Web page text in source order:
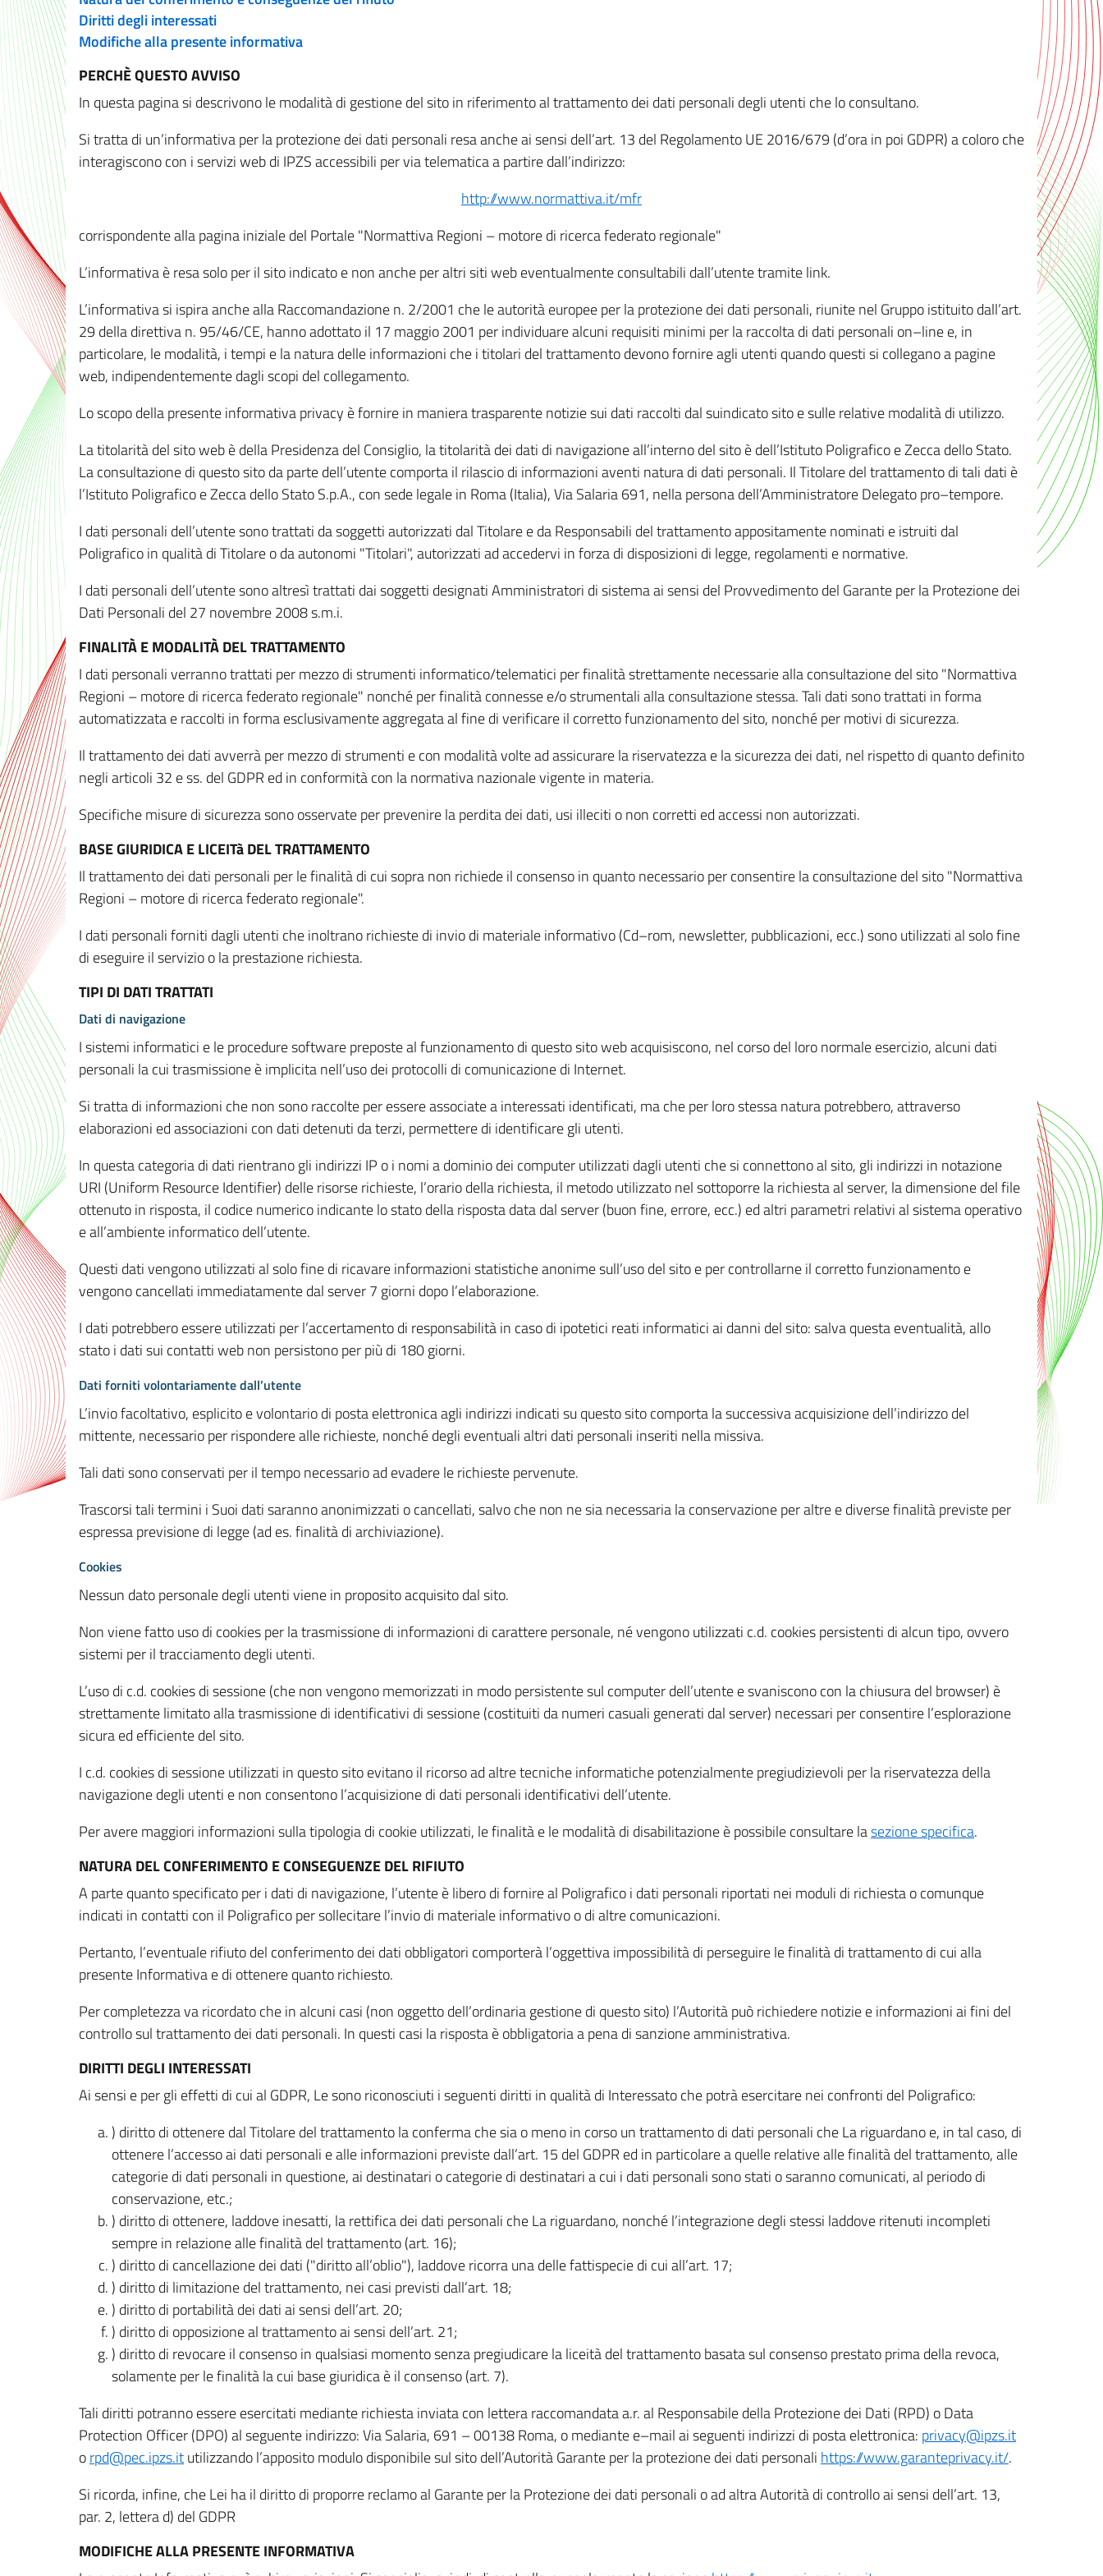
Diritti degli interessati
Modifiche alla presente informativa
PERCHÈ QUESTO AVVISO
In questa pagina si descrivono le modalità di gestione del sito in riferimento al trattamento dei dati personali degli utenti che lo consultano.
Si tratta di un’informativa per la protezione dei dati personali resa anche ai sensi dell’art. 13 del Regolamento UE 2016/679 (d’ora in poi GDPR) a coloro che
interagiscono con i servizi web di IPZS accessibili per via telematica a partire dall’indirizzo:
http://www.normattiva.it/mfr
corrispondente alla pagina iniziale del Portale "Normattiva Regioni – motore di ricerca federato regionale"
L’informativa è resa solo per il sito indicato e non anche per altri siti web eventualmente consultabili dall’utente tramite link.
L’informativa si ispira anche alla Raccomandazione n. 2/2001 che le autorità europee per la protezione dei dati personali, riunite nel Gruppo istituito dall’art.
29 della direttiva n. 95/46/CE, hanno adottato il 17 maggio 2001 per individuare alcuni requisiti minimi per la raccolta di dati personali on–line e, in
particolare, le modalità, i tempi e la natura delle informazioni che i titolari del trattamento devono fornire agli utenti quando questi si collegano a pagine
web, indipendentemente dagli scopi del collegamento.
Lo scopo della presente informativa privacy è fornire in maniera trasparente notizie sui dati raccolti dal suindicato sito e sulle relative modalità di utilizzo.
La titolarità del sito web è della Presidenza del Consiglio, la titolarità dei dati di navigazione all’interno del sito è dell’Istituto Poligrafico e Zecca dello Stato.
La consultazione di questo sito da parte dell’utente comporta il rilascio di informazioni aventi natura di dati personali. Il Titolare del trattamento di tali dati è
l’Istituto Poligrafico e Zecca dello Stato S.p.A., con sede legale in Roma (Italia), Via Salaria 691, nella persona dell’Amministratore Delegato pro–tempore.
I dati personali dell’utente sono trattati da soggetti autorizzati dal Titolare e da Responsabili del trattamento appositamente nominati e istruiti dal
Poligrafico in qualità di Titolare o da autonomi "Titolari", autorizzati ad accedervi in forza di disposizioni di legge, regolamenti e normative.
I dati personali dell’utente sono altresì trattati dai soggetti designati Amministratori di sistema ai sensi del Provvedimento del Garante per la Protezione dei
Dati Personali del 27 novembre 2008 s.m.i.
FINALITÀ E MODALITÀ DEL TRATTAMENTO
I dati personali verranno trattati per mezzo di strumenti informatico/telematici per finalità strettamente necessarie alla consultazione del sito "Normattiva
Regioni – motore di ricerca federato regionale" nonché per finalità connesse e/o strumentali alla consultazione stessa. Tali dati sono trattati in forma
automatizzata e raccolti in forma esclusivamente aggregata al fine di verificare il corretto funzionamento del sito, nonché per motivi di sicurezza.
Il trattamento dei dati avverrà per mezzo di strumenti e con modalità volte ad assicurare la riservatezza e la sicurezza dei dati, nel rispetto di quanto definito
negli articoli 32 e ss. del GDPR ed in conformità con la normativa nazionale vigente in materia.
Specifiche misure di sicurezza sono osservate per prevenire la perdita dei dati, usi illeciti o non corretti ed accessi non autorizzati.
BASE GIURIDICA E LICEITà DEL TRATTAMENTO
Il trattamento dei dati personali per le finalità di cui sopra non richiede il consenso in quanto necessario per consentire la consultazione del sito "Normattiva
Regioni – motore di ricerca federato regionale".
I dati personali forniti dagli utenti che inoltrano richieste di invio di materiale informativo (Cd–rom, newsletter, pubblicazioni, ecc.) sono utilizzati al solo fine
di eseguire il servizio o la prestazione richiesta.
TIPI DI DATI TRATTATI
Dati di navigazione
I sistemi informatici e le procedure software preposte al funzionamento di questo sito web acquisiscono, nel corso del loro normale esercizio, alcuni dati
personali la cui trasmissione è implicita nell’uso dei protocolli di comunicazione di Internet.
Si tratta di informazioni che non sono raccolte per essere associate a interessati identificati, ma che per loro stessa natura potrebbero, attraverso
elaborazioni ed associazioni con dati detenuti da terzi, permettere di identificare gli utenti.
In questa categoria di dati rientrano gli indirizzi IP o i nomi a dominio dei computer utilizzati dagli utenti che si connettono al sito, gli indirizzi in notazione
URI (Uniform Resource Identifier) delle risorse richieste, l’orario della richiesta, il metodo utilizzato nel sottoporre la richiesta al server, la dimensione del file
ottenuto in risposta, il codice numerico indicante lo stato della risposta data dal server (buon fine, errore, ecc.) ed altri parametri relativi al sistema operativo
e all’ambiente informatico dell’utente.
Questi dati vengono utilizzati al solo fine di ricavare informazioni statistiche anonime sull’uso del sito e per controllarne il corretto funzionamento e
vengono cancellati immediatamente dal server 7 giorni dopo l’elaborazione.
I dati potrebbero essere utilizzati per l’accertamento di responsabilità in caso di ipotetici reati informatici ai danni del sito: salva questa eventualità, allo
stato i dati sui contatti web non persistono per più di 180 giorni.
Dati forniti volontariamente dall’utente
L’invio facoltativo, esplicito e volontario di posta elettronica agli indirizzi indicati su questo sito comporta la successiva acquisizione dell’indirizzo del
mittente, necessario per rispondere alle richieste, nonché degli eventuali altri dati personali inseriti nella missiva.
Tali dati sono conservati per il tempo necessario ad evadere le richieste pervenute.
Trascorsi tali termini i Suoi dati saranno anonimizzati o cancellati, salvo che non ne sia necessaria la conservazione per altre e diverse finalità previste per
espressa previsione di legge (ad es. finalità di archiviazione).
Cookies
Nessun dato personale degli utenti viene in proposito acquisito dal sito.
Non viene fatto uso di cookies per la trasmissione di informazioni di carattere personale, né vengono utilizzati c.d. cookies persistenti di alcun tipo, ovvero
sistemi per il tracciamento degli utenti.
L’uso di c.d. cookies di sessione (che non vengono memorizzati in modo persistente sul computer dell’utente e svaniscono con la chiusura del browser) è
strettamente limitato alla trasmissione di identificativi di sessione (costituiti da numeri casuali generati dal server) necessari per consentire l’esplorazione
sicura ed efficiente del sito.
I c.d. cookies di sessione utilizzati in questo sito evitano il ricorso ad altre tecniche informatiche potenzialmente pregiudizievoli per la riservatezza della
navigazione degli utenti e non consentono l’acquisizione di dati personali identificativi dell’utente.
Per avere maggiori informazioni sulla tipologia di cookie utilizzati, le finalità e le modalità di disabilitazione è possibile consultare lasezione specifica.
NATURA DEL CONFERIMENTO E CONSEGUENZE DEL RIFIUTO
A parte quanto specificato per i dati di navigazione, l’utente è libero di fornire al Poligrafico i dati personali riportati nei moduli di richiesta o comunque
indicati in contatti con il Poligrafico per sollecitare l’invio di materiale informativo o di altre comunicazioni.
Pertanto, l’eventuale rifiuto del conferimento dei dati obbligatori comporterà l’oggettiva impossibilità di perseguire le finalità di trattamento di cui alla
presente Informativa e di ottenere quanto richiesto.
Per completezza va ricordato che in alcuni casi (non oggetto dell’ordinaria gestione di questo sito) l’Autorità può richiedere notizie e informazioni ai fini del
controllo sul trattamento dei dati personali. In questi casi la risposta è obbligatoria a pena di sanzione amministrativa.
DIRITTI DEGLI INTERESSATI
Ai sensi e per gli effetti di cui al GDPR, Le sono riconosciuti i seguenti diritti in qualità di Interessato che potrà esercitare nei confronti del Poligrafico:
) diritto di ottenere dal Titolare del trattamento la conferma che sia o meno in corso un trattamento di dati personali che La riguardano e, in tal caso, di
ottenere l’accesso ai dati personali e alle informazioni previste dall’art. 15 del GDPR ed in particolare a quelle relative alle finalità del trattamento, alle
categorie di dati personali in questione, ai destinatari o categorie di destinatari a cui i dati personali sono stati o saranno comunicati, al periodo di
conservazione, etc.;
) diritto di ottenere, laddove inesatti, la rettifica dei dati personali che La riguardano, nonché l’integrazione degli stessi laddove ritenuti incompleti
sempre in relazione alle finalità del trattamento (art. 16);
) diritto di cancellazione dei dati ("diritto all’oblio"), laddove ricorra una delle fattispecie di cui all’art. 17;
) diritto di limitazione del trattamento, nei casi previsti dall’art. 18;
) diritto di portabilità dei dati ai sensi dell’art. 20;
) diritto di opposizione al trattamento ai sensi dell’art. 21;
) diritto di revocare il consenso in qualsiasi momento senza pregiudicare la liceità del trattamento basata sul consenso prestato prima della revoca,
solamente per le finalità la cui base giuridica è il consenso (art. 7).
Tali diritti potranno essere esercitati mediante richiesta inviata con lettera raccomandata a.r. al Responsabile della Protezione dei Dati (RPD) o Data
Protection Officer (DPO) al seguente indirizzo: Via Salaria, 691 – 00138 Roma, o mediante e–mail ai seguenti indirizzi di posta elettronica: privacy@ipzs.it
orpd@pec.ipzs.itutilizzando l’apposito modulo disponibile sul sito dell’Autorità Garante per la protezione dei dati personali https://www.garanteprivacy.it/.
Si ricorda, infine, che Lei ha il diritto di proporre reclamo al Garante per la Protezione dei dati personali o ad altra Autorità di controllo ai sensi dell’art. 13,
par. 2, lettera d) del GDPR
MODIFICHE ALLA PRESENTE INFORMATIVA